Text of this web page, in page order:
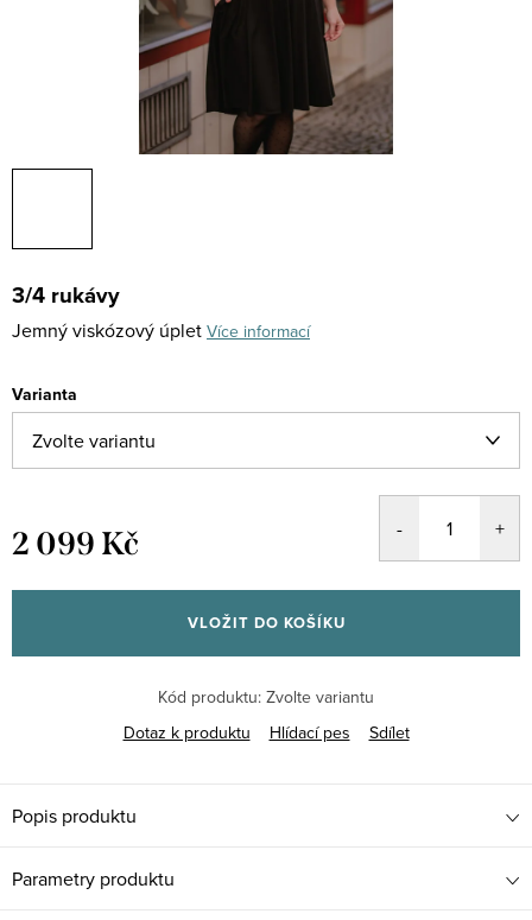
3/4 rukávy
Jemný viskózový úplet Více informací
Varianta
2 099 Kč
cena:
VLOŽIT DO KOŠÍKU
Kód produktu: Zvolte variantu
Dotaz k produktu
Hlídací pes Sdílet
Popis produktu
Parametry produktu